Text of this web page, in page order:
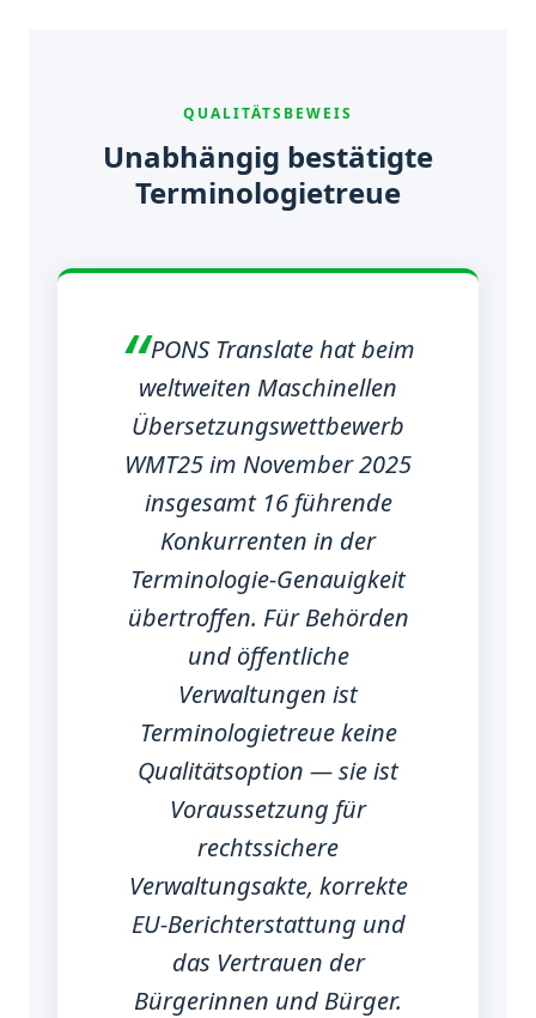
QUALITÄTSBEWEIS
Unabhängig bestätigte
Terminologietreue
PONS Translate hat beim
weltweiten Maschinellen
Übersetzungswettbewerb
WMT25 im November 2025
insgesamt 16 führende
Konkurrenten in der
Terminologie-Genauigkeit
übertroffen. Für Behörden
und öffentliche
Verwaltungen ist
Terminologietreue keine
Qualitätsoption — sie ist
Voraussetzung für
rechtssichere
Verwaltungsakte, korrekte
EU-Berichterstattung und
das Vertrauen der
Bürgerinnen und Bürger.